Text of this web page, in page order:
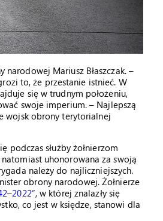
Mariusz Błaszczak. –
to, że przestanie istnieć. W
się w trudnym położeniu,
swoje imperium. – Najlepszą
wojsk obrony terytorialnej
podczas służby żołnierzom
uhonorowana za swoją
należy do najliczniejszych.
obrony narodowej. Żołnierze
, w której znalazły się
co jest w księdze, stanowi dla